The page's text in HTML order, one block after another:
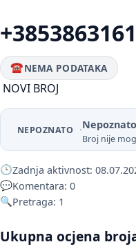
NEMA PODATAKA
NOVI BROJ
NEPOZNATO ·Nepoznato
Broj nije
Zadnja aktivnost:
Komentara: 0
Pretraga: 1
Ukupna ocjena